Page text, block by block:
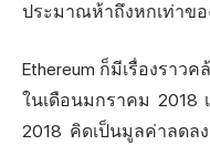
ประมาณห้าถึงหกเท่าขอ
Ethereum ก็มีเรื่องราว
ในเดือนมกราคม 2018
2018 คิดเป็นมูลค่าลดล